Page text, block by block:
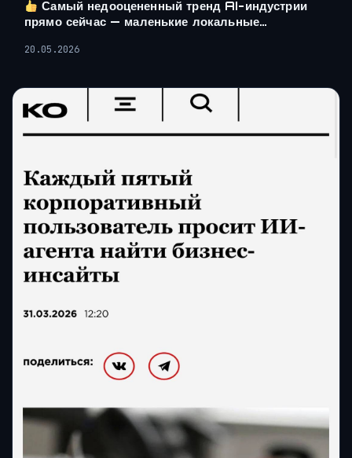
Самый недооцененный тренд AI-индустрии
прямо сейчас — маленькие локальные…
20.05.2026